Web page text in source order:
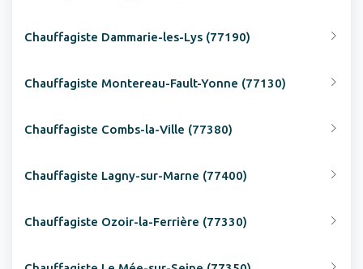
Chauffagiste Dammarie-les-Lys (77190)
Chauffagiste Montereau-Fault-Yonne (77130)
Chauffagiste Combs-la-Ville (77380)
Chauffagiste Lagny-sur-Marne (77400)
Chauffagiste Ozoir-la-Ferrière (77330)